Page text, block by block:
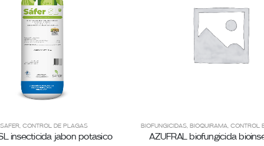
SÁFER, CONTROL DE PLAGAS
insecticida jabon potasico
BIOFUNGICIDAS BIOQUIRAMA CONTROL
AZUFRAL biofungicida